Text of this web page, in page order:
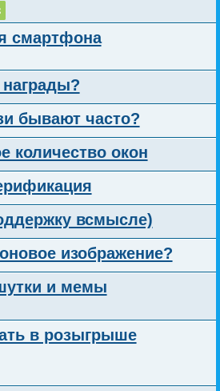
смартфона
бывают часто?
количество окон
всмысле)
изображение?
и мемы
в розыгрыше